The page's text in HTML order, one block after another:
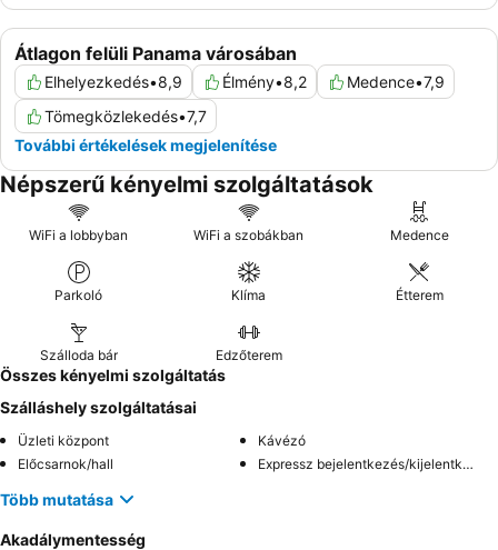
Átlagon felüli Panama városában
Elhelyezkedés•8,9 Élmény•8,2 Medence•7,9
Tömegközlekedés•7,7
További értékelések megjelenítése
Népszerű kényelmi szolgáltatások
WiFi a lobbyban WiFi a szobákban Medence
Parkoló Klíma Étterem
Szálloda bár Edzőterem
Összes kényelmi szolgáltatás
Szálláshely szolgáltatásai
Üzleti központ
Kávézó
Előcsarnok/hall
Expressz bejelentkezés/kijelentkezés
Több mutatása
Akadálymentesség